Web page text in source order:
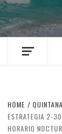
HOME
ESTRATEGIA 2-
HORARIO